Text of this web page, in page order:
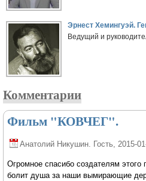
Эрнест Хемингуэй.
Ведущий и
Комментарии
Фильм "КОВЧЕГ".
Анатолий Никушин. Гость , 2015-
Огромное спасибо создателям
болит душа за наши вымирающие